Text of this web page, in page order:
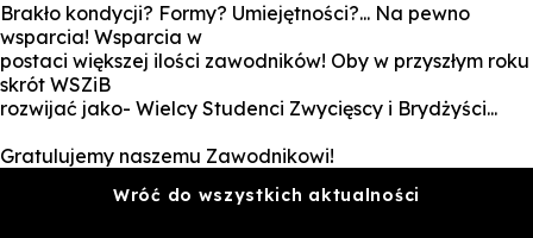
Brakło kondycji? Formy? Umiejętności?... Na pewno
wsparcia! Wsparcia w
postaci większej ilości zawodników! Oby w przyszłym roku
skrót WSZiB
rozwijać jako- Wielcy Studenci Zwycięscy i Brydżyści...
Gratulujemy naszemu Zawodnikowi!
Wróć do wszystkich aktualności